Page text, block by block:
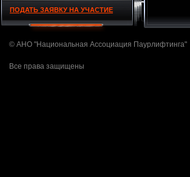
ПОДАТЬ ЗАЯВКУ НА УЧАСТИЕ
© АНО "Национальная Ассоциация Паурлифтинга"
Все права защищены